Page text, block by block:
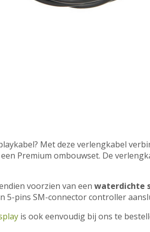
Met deze verlengkabel
Premium ombouwset. De
voorzien van een waterdichte
5-pins SM-connector controller
is ook eenvoudig bij ons te